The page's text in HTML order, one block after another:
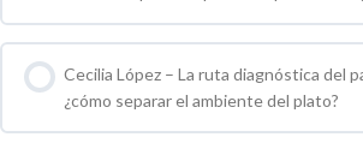
0 % COMPLETO 0 / 0 pasos
Cecilia López – La ruta diagnóstica del
¿cómo separar el ambiente del plato?
0 % COMPLETO 0 / 0 pasos